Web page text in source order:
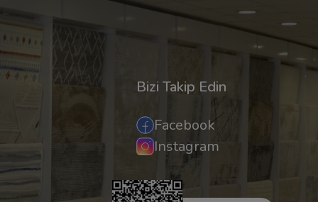
Bizi Takip Edin
Facebook
Instagram